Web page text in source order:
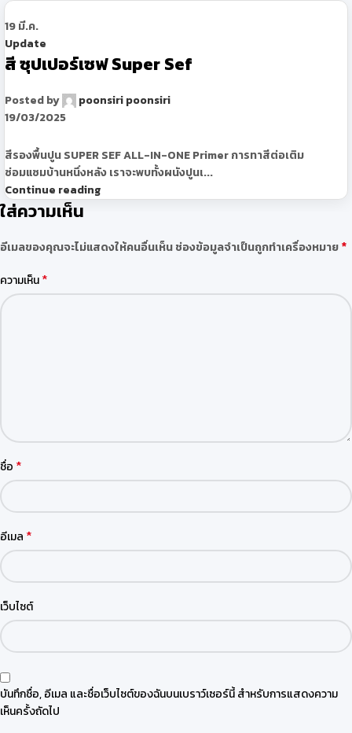
19มี.ค.
Update
สี ซุปเปอร์เซฟ Super Sef
Posted by
poonsiri poonsiri
19/03/2025
สีรองพื้นปูน SUPER SEF ALL-IN-ONE Primer การทาสีต่อเติม
ซ่อมแซมบ้านหนึ่งหลัง เราจะพบทั้งผนังปูนเ...
Continue reading
ใส่ความเห็น
อีเมลของคุณจะไม่แสดงให้คนอื่นเห็นช่องข้อมูลจำเป็นถูกทำเครื่องหมาย*
ความเห็น*
ชื่อ *
อีเมล *
เว็บไซต์
บันทึกชื่อ, อีเมล และชื่อเว็บไซต์ของฉันบนเบราว์เซอร์นี้ สำหรับการแสดงความ
เห็นครั้งถัดไป